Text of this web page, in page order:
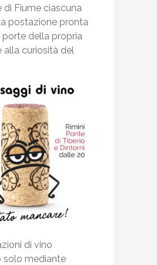
di Fiume ciascuna
postazione pronta
porte della propria
alla curiosità del
di vino
solo mediante